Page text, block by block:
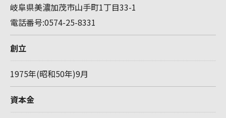
岐阜県美濃加茂市山手町1丁目33-1
電話番号:0574-25-8331
創立
1975年(昭和50年)9月
資本金